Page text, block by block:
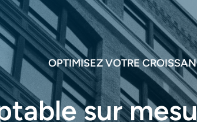
OPTIMISEZ VOTRE
sur